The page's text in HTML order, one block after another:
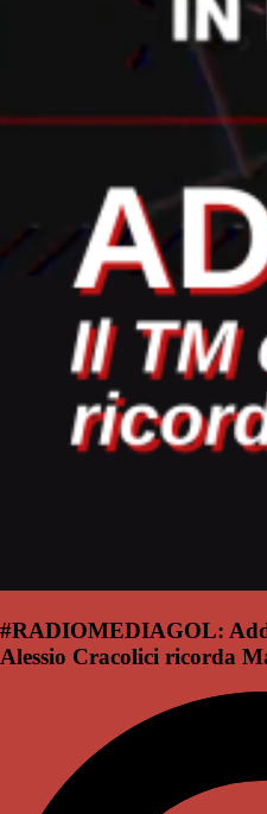
#RADIOMEDIAGOL:
Alessio Cracolici ricorda